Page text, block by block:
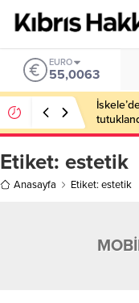
EURO
55,0063
Etiket: estetik
Anasayfa Etiket: estetik